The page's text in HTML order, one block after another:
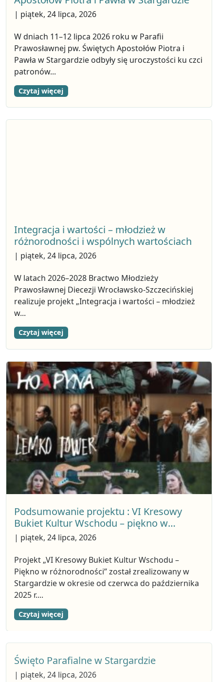
| piątek, 24 lipca, 2026
W dniach 11–12 lipca 2026 roku w Parafii
Prawosławnej pw. Świętych Apostołów Piotra i
Pawła w Stargardzie odbyły się uroczystości ku czci
patronów...
Czytaj więcej
Integracja i wartości – młodzież w
różnorodności i wspólnych wartościach
| piątek, 24 lipca, 2026
W latach 2026–2028 Bractwo Młodzieży
Prawosławnej Diecezji Wrocławsko-Szczecińskiej
realizuje projekt „Integracja i wartości – młodzież
w...
Czytaj więcej
Podsumowanie projektu : VI Kresowy
Bukiet Kultur Wschodu – piękno w
różnorodności
| piątek, 24 lipca, 2026
Projekt „VI Kresowy Bukiet Kultur Wschodu –
Piękno w różnorodności” został zrealizowany w
Stargardzie w okresie od czerwca do października
2025 r....
Czytaj więcej
Święto Parafialne w Stargardzie
| piątek, 24 lipca, 2026